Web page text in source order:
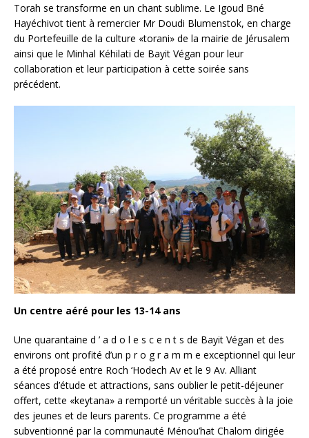
Torah se transforme en un chant sublime. Le Igoud Bné
Hayéchivot tient à remercier Mr Doudi Blumenstok, en charge
du Portefeuille de la culture «torani» de la mairie de Jérusalem
ainsi que le Minhal Kéhilati de Bayit Végan pour leur
collaboration et leur participation à cette soirée sans
précédent.
Un centre aéré pour les 13-14 ans
Une quarantaine d ’ a d o l e s c e n t s de Bayit Végan et des
environs ont profité d’un p r o g r a m m e exceptionnel qui leur
a été proposé entre Roch ‘Hodech Av et le 9 Av. Alliant
séances d’étude et attractions, sans oublier le petit-déjeuner
offert, cette «keytana» a remporté un véritable succès à la joie
des jeunes et de leurs parents. Ce programme a été
subventionné par la communauté Ménou’hat Chalom dirigée